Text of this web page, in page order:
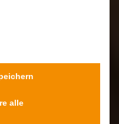
alle